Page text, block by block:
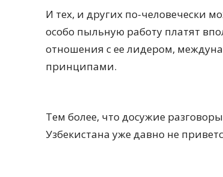
И тех, и других по-человечески
особо пыльную работу платят
отношения с ее лидером,
принципами.
Тем более, что досужие
Узбекистана уже давно не